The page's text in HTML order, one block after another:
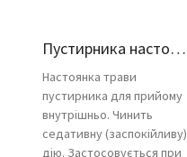
Пустирника настойка
Настоянка трави
пустирника для прийому
внутрішньо. Чинить
седативну (заспокійливу)
дію. Застосовується при